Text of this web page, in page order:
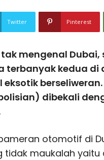
Twitter Pinterest
tak mengenal Dubai,
terbanyak kedua di
dibekali
otomotif di
maukalah yaitu